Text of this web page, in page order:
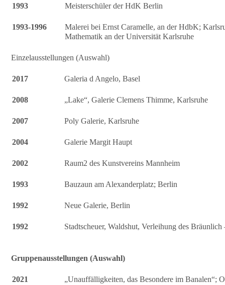
1993 Meisterschüler der HdK Berlin
1993-1996
Malerei bei Ernst Caramelle, an der HdbK;
Mathematik an der Universität Karlsruhe
Einzelausstellungen (Auswahl)
2017 Galeria d Angelo, Basel
2008 „Lake“, Galerie Clemens Thimme, Karlsruhe
2007 Poly Galerie, Karlsruhe
2004 Galerie Margit Haupt
2002 Raum2 des Kunstvereins Mannheim
1993 Bauzaun am Alexanderplatz; Berlin
1992 Neue Galerie, Berlin
1992 Stadtscheuer, Waldshut, Verleihung des Bräunlich
Gruppenausstellungen (Auswahl)
2021 „Unauffälligkeiten, das Besondere im Banalen“;